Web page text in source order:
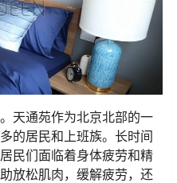
天通苑作为北京北部的一
的居民和上班族。长时间
民们面临着身体疲劳和精
放松肌肉，缓解疲劳，还